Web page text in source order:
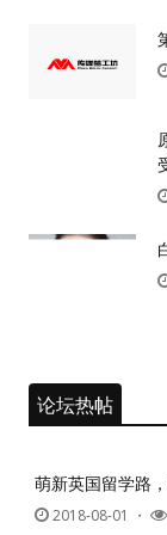
论坛热帖
萌新英国留学路
2018-08-01 ・